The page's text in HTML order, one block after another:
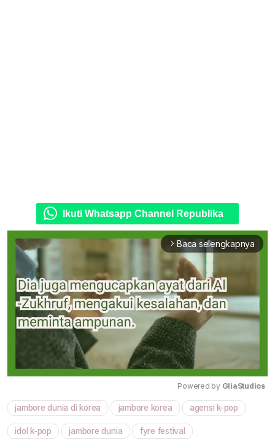
Ikuti Whatsapp Channel Republika
arrow_forward_ios Baca selengkapnya
Mute
Powered by GliaStudios
jambore dunia di korea jambore korea agensi k-pop
idol k-pop jambore dunia fyre festival